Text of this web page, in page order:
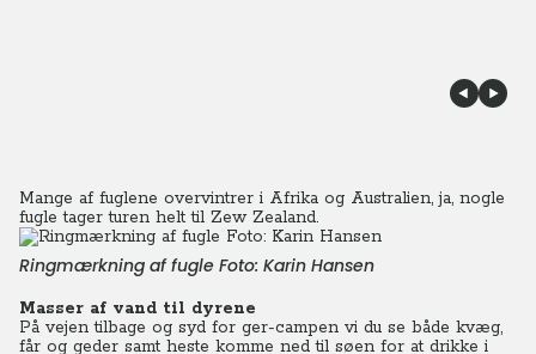
Mange af fuglene overvintrer i Afrika og Australien, ja, nogle
fugle tager turen helt til Zew Zealand.
Ringmærkning af fugle Foto: Karin Hansen
Masser af vand til dyrene
På vejen tilbage og syd for ger-campen vi du se både kvæg,
får og geder samt heste komme ned til søen for at drikke i